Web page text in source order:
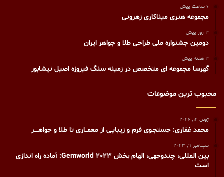
6 ساعت پیش
مجموعه هنری میناکاری زهرونی
3 روز پیش
دومین جشنواره ملی طراحی طلا و جواهر ایران
3 هفته پیش
گهرسا مجموعه ای متخصص در زمینه سنگ فیروزه اصیل نیشابور
محبوب ترین موضوعات
ژوئن 14, 2026
محمد غفاری: جستجـوی فرم و زیبایـی از معمــاری تا طلا و جواهــــر
سپتامبر 9, 2023
بین المللی، چندوجهی، الهام بخش Gemworld 2023: آماده راه اندازی
است